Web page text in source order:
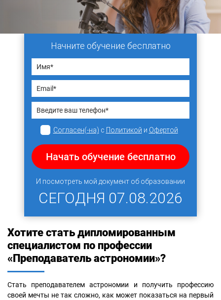
Начните обучение бесплатно
Согласен(-на) с Политикой и Офертой
Начать обучение бесплатно
И посмотреть мой документ об образовании
СЕГОДНЯ 07.08.2026
Хотите стать дипломированным
специалистом по профессии
«Преподаватель астрономии»?
Стать преподавателем астрономии и получить профессию
своей мечты не так сложно, как может показаться на первый